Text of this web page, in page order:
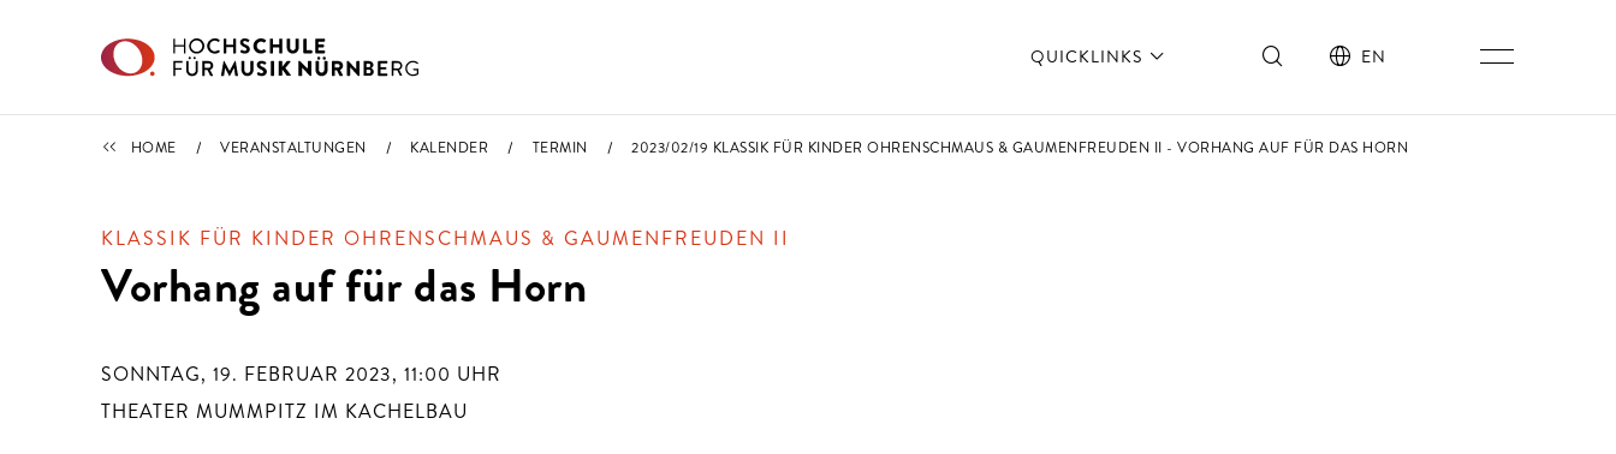
QUICKLINKS EN
TERMINE
HOME VERANSTALTUNGEN KALENDER TERMIN 2023/02/19 KLASSIK FÜR KINDER OHRENSCHMAUS & GAUMENFREUDEN II - VORHANG AUF FÜR DAS HORN
KLASSIK FÜR KINDER OHRENSCHMAUS & GAUMENFREUDEN II
Vorhang auf für das Horn
SONNTAG, 19. FEBRUAR 2023, 11:00 UHR
THEATER MUMMPITZ IM KACHELBAU